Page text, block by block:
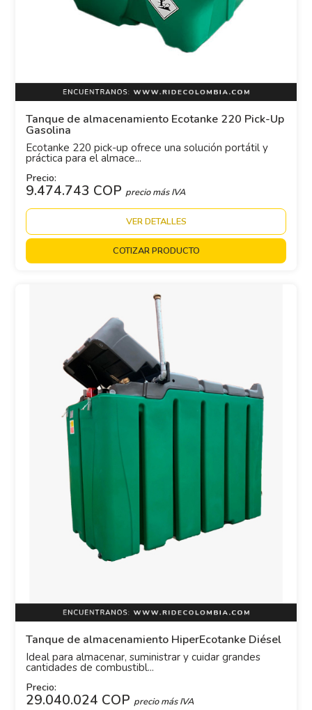
Tanque de almacenamiento Ecotanke 220 Pick-Up
Gasolina
Ecotanke 220 pick-up ofrece una solución portátil y
práctica para el almace...
Precio:
9.474.743 COPprecio más IVA
VER DETALLES
COTIZAR PRODUCTO
Tanque de almacenamiento HiperEcotanke Diésel
Ideal para almacenar, suministrar y cuidar grandes
cantidades de combustibl...
Precio:
29.040.024 COPprecio más IVA